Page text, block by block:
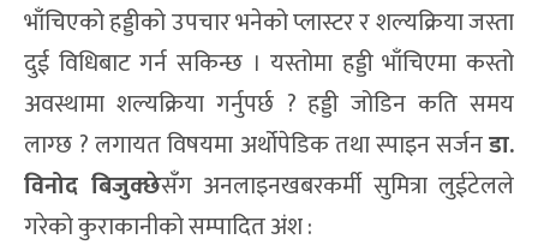
भाँचिएको हड्डीको उपचार भनेको प्लास्टर र शल्यक्रिया जस्ता
दुई विधिबाट गर्न सकिन्छ । यस्तोमा हड्डी भाँचिएमा कस्तो
अवस्थामा शल्यक्रिया गर्नुपर्छ ? हड्डी जोडिन कति समय
लाग्छ ? लगायत विषयमा अर्थोपेडिक तथा स्पाइन सर्जनडा.
विनोद बिजुक्छेसँग अनलाइनखबरकर्मी सुमित्रा लुईटेलले
गरेको कुराकानीको सम्पादित अंश :